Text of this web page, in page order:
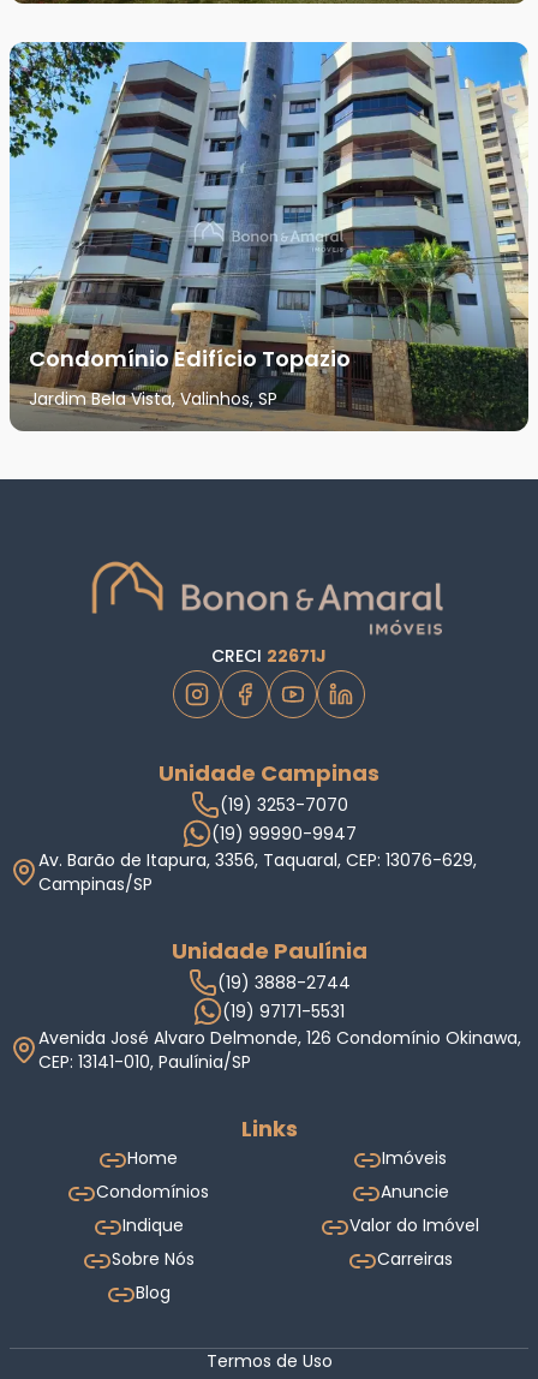
Condomínio Edifício Topazio
Jardim Bela Vista, Valinhos, SP
CRECI 22671J
Unidade Campinas
(19) 3253-7070
(19) 99990-9947
Av. Barão de Itapura, 3356, Taquaral, CEP: 13076-629,
Campinas/SP
Unidade Paulínia
(19) 3888-2744
(19) 97171-5531
Avenida José Alvaro Delmonde, 126 Condomínio Okinawa,
CEP: 13141-010, Paulínia/SP
Links
Home
Imóveis
Condomínios
Anuncie
Indique
Valor do Imóvel
Sobre Nós
Carreiras
Blog
Termos de Uso